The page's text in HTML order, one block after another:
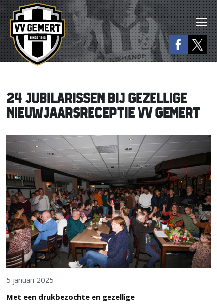
24 JUBILARISSEN BIJ GEZELLIGE
NIEUWJAARSRECEPTIE VV GEMERT
5 januari 2025
Met een drukbezochte en gezellige